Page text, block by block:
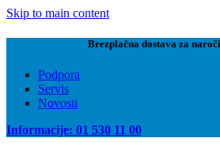
Skip to main content
Brezplačna dostava za
Podpora
Servis
Novosti
Informacije: 01 530 11 00